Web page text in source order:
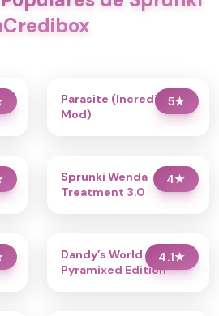
5★
Parasite (Incredibox
Mod)
4★
Sprunki Wenda
Treatment 3.0
4.1★
Dandy’s World
Pyramixed Edition